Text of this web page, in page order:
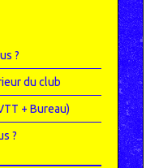
?
du club
+ Bureau)
?